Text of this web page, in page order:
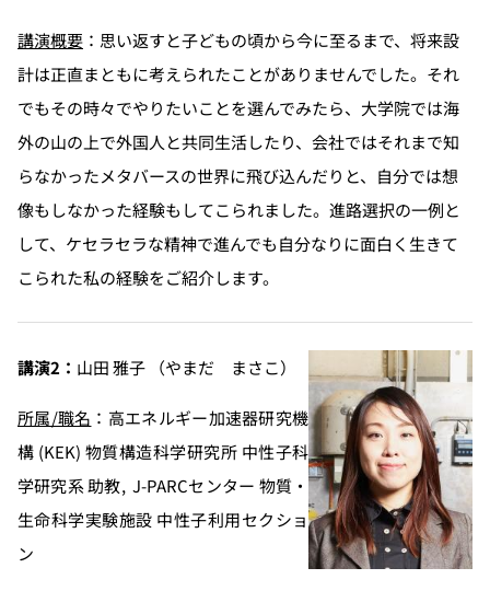
講演概要 ：思い返すと子どもの頃から今に至るまで、将来設
計は正直まともに考えられたことがありませんでした。それ
でもその時々でやりたいことを選んでみたら、大学院では海
外の山の上で外国人と共同生活したり、会社ではそれまで知
らなかったメタバースの世界に飛び込んだりと、自分では想
像もしなかった経験もしてこられました。進路選択の一例と
して、ケセラセラな精神で進んでも自分なりに面白く生きて
こられた私の経験をご紹介します。
講演2： 山田 雅子 （やまだ まさこ）
所属/職名 ：高エネルギー加速器研究機
構 (KEK) 物質構造科学研究所 中性子科
学研究系 助教, J-PARCセンター 物質・
生命科学実験施設 中性子利用セクショ
ン